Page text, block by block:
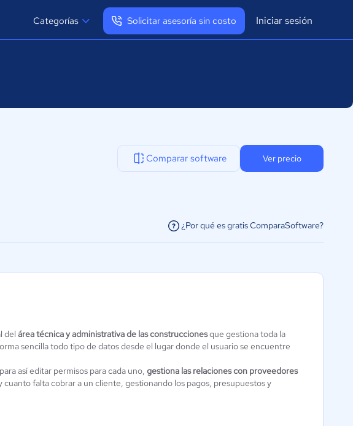
Categorías Solicitar asesoría sin costo Iniciar sesión
Comparar software Ver precio
¿Por qué es gratis ComparaSoftware?
Flexxus ERP
0.5 / 5
Aún sin
calificación
del área técnica y administrativa de las construccionesque gestiona toda la
sencilla todo tipo de datos desde el lugar donde el usuario se encuentre
así editar permisos para cada uno, gestiona las relaciones con proveedores
falta cobrar a un cliente, gestionando los pagos, presupuestos y